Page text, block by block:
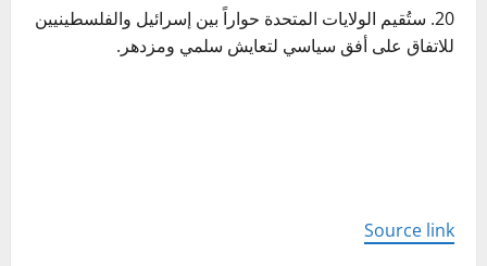
ستُقيم الولايات المتحدة حواراً بين إسرائيل والفلسطينيين
للاتفاق على أفق سياسي لتعايش سلمي ومزدهر.
Source link